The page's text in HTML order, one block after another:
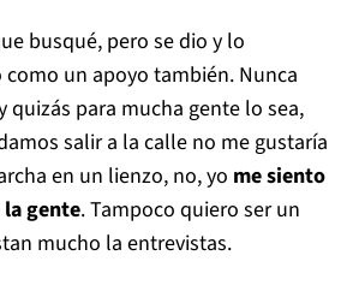
busqué, pero se dio y lo
un apoyo también. Nunca
quizás para mucha gente lo sea,
salir a la calle no me gustaría
en un lienzo, no, yo me siento
gente. Tampoco quiero ser un
mucho la entrevistas.